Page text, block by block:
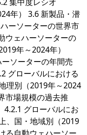
年） 3.6 新製品・潜
ーソーターの世界市
ウェハーソーターの
年～2024年）
ソーターの年間売
グローバルにおける
理別（2019年～2024
市場規模の過去推
4.2.1 グローバルにお
、国・地域別（2019